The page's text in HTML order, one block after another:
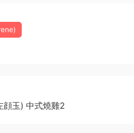
顔玉) 中式燒雞2